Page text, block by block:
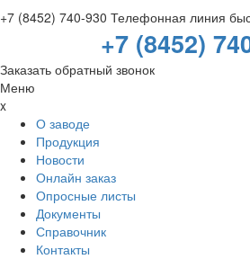
+7 (8452) 740-930 Телефонная линия
+7 (8452)
Заказать обратный звонок
Меню
x
О заводе
Продукция
Новости
Онлайн заказ
Опросные листы
Документы
Справочник
Контакты